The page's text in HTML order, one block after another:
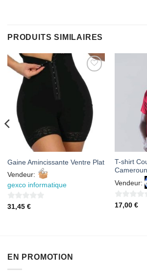
PRODUITS SIMILAIRES
AJOUTER
À MES
FAVORIS
Gaine Amincissante Ventre Plat
Vendeur:
gexco informatique
0
31,45 €
T-shirt
Vendeur:
0
17,00 €
EN PROMOTION